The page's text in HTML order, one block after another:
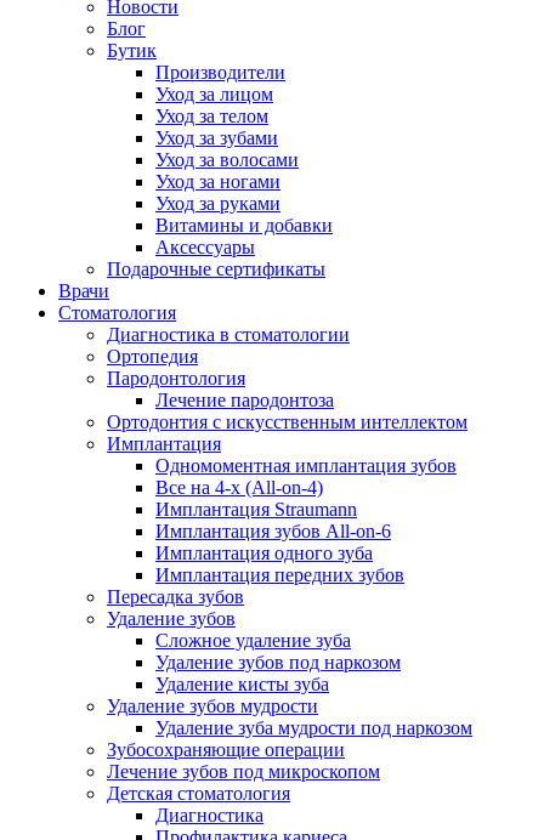
Новости
Блог
Бутик
Производители
Уход за лицом
Уход за телом
Уход за зубами
Уход за волосами
Уход за ногами
Уход за руками
Витамины и добавки
Аксессуары
Подарочные сертификаты
Врачи
Стоматология
Диагностика в стоматологии
Ортопедия
Пародонтология
Лечение пародонтоза
Ортодонтия с искусственным интеллектом
Имплантация
Одномоментная имплантация зубов
Все на 4-х (All-on-4)
Имплантация Straumann
Имплантация зубов All-on-6
Имплантация одного зуба
Имплантация передних зубов
Пересадка зубов
Удаление зубов
Сложное удаление зуба
Удаление зубов под наркозом
Удаление кисты зуба
Удаление зубов мудрости
Удаление зуба мудрости под наркозом
Зубосохраняющие операции
Лечение зубов под микроскопом
Детская стоматология
Диагностика